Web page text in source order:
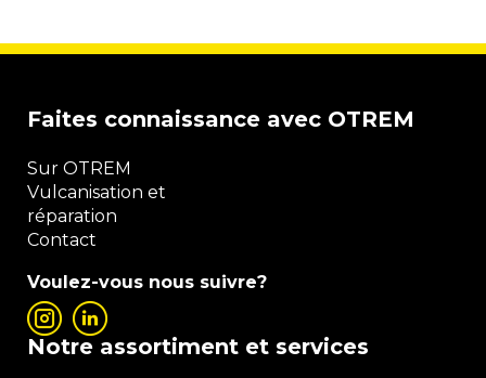
Notre assortiment et services
Faites connaissance avec OTREM
Sur OTREM
Vulcanisation et
réparation
Contact
Voulez-vous nous suivre?